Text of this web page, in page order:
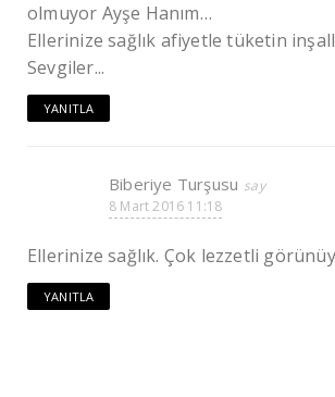
olmuyor Ayşe Hanım…
Ellerinize sağlık afiyetle tüketin
Sevgiler...
YANITLA
Biberiye Turşusu
8 Mart 2016 11:18
Ellerinize sağlık. Çok lezzetli
YANITLA